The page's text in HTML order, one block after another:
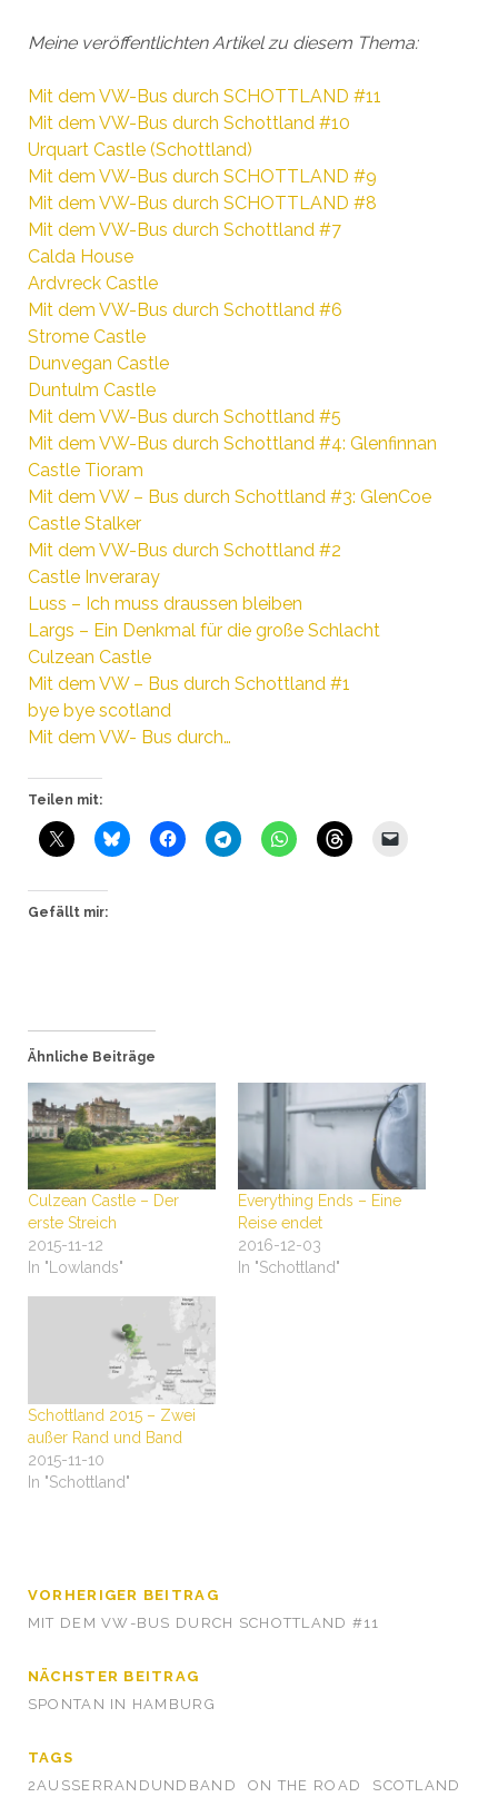
Meine veröffentlichten Artikel zu diesem Thema:
Mit dem VW-Bus durch SCHOTTLAND #11
Mit dem VW-Bus durch Schottland #10
Urquart Castle (Schottland)
Mit dem VW-Bus durch SCHOTTLAND #9
Mit dem VW-Bus durch SCHOTTLAND #8
Mit dem VW-Bus durch Schottland #7
Calda House
Ardvreck Castle
Mit dem VW-Bus durch Schottland #6
Strome Castle
Dunvegan Castle
Duntulm Castle
Mit dem VW-Bus durch Schottland #5
Mit dem VW-Bus durch Schottland #4: Glenfinnan
Castle Tioram
Mit dem VW – Bus durch Schottland #3: GlenCoe
Castle Stalker
Mit dem VW-Bus durch Schottland #2
Castle Inveraray
Luss – Ich muss draussen bleiben
Largs – Ein Denkmal für die große Schlacht
Culzean Castle
Mit dem VW – Bus durch Schottland #1
bye bye scotland
Mit dem VW- Bus durch…
Teilen mit:
Gefällt mir:
Ähnliche Beiträge
Culzean Castle – Der
erste Streich
2015-11-12
In "Lowlands"
Everything Ends – Eine
Reise endet
2016-12-03
In "Schottland"
Schottland 2015 – Zwei
außer Rand und Band
2015-11-10
In "Schottland"
VORHERIGER BEITRAG
MIT DEM VW-BUS DURCH SCHOTTLAND #11
NÄCHSTER BEITRAG
SPONTAN IN HAMBURG
TAGS
2AUSSERRANDUNDBAND
ON THE ROAD SCOTLAND